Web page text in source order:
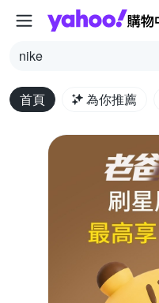
nike
首頁 為你推薦